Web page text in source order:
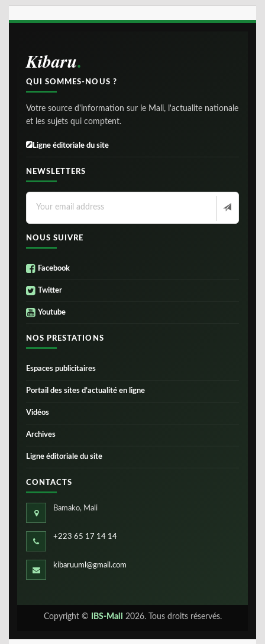
Kibaru
QUI SOMMES-NOUS ?
Votre source d'information sur le Mali, l'actualite nationale
et les sujets qui comptent.
Ligne éditoriale du site
NEWSLETTERS
NOUS SUIVRE
Facebook
Twitter
Youtube
NOS PRESTATIONS
Espaces publicitaires
Portail des sites d’actualité en ligne
Vidéos
Archives
Ligne éditoriale du site
CONTACTS
Bamako, Mali
+223 65 17 14 14
kibaruuml@gmail.com
Copyright © IBS-Mali 2026. Tous droits réservés.